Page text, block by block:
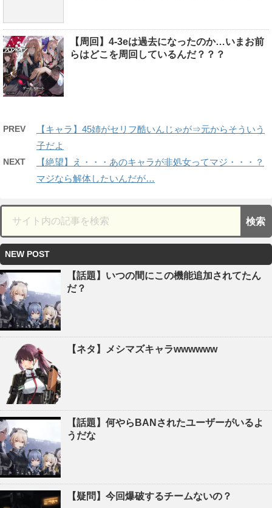
【周回】4-3eは過去になったのか…いまお前
らはどこを周回しているんだ？？？
PREV
【キャラ】45姉がセリフ酷いんじゃが⇒元からそういう
子だよ
NEXT
【絶望】え・・・あのキャラが非処女ってマジ・・・？
マジなら解体したいんだが…
NEW POST
【話題】いつの間にこの機能追加されてたん
だ？
【ネタ】メシマズキャラwwwwww
【話題】何やらBANされたユーザーがいるよ
うだな
【疑問】今回爆破するチームないの？